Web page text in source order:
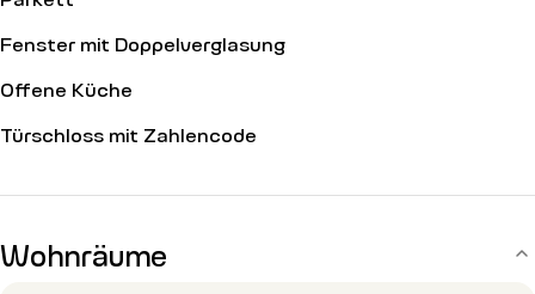
Fenster mit Doppelverglasung
Offene Küche
Türschloss mit Zahlencode
Wohnräume